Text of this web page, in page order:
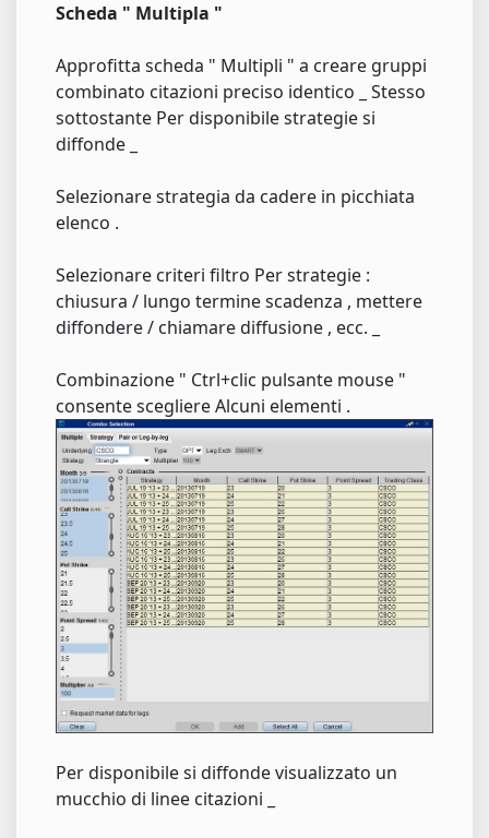
Scheda " Multipla "
Approfitta scheda " Multipli " a creare gruppi
combinato citazioni preciso identico _ Stesso
sottostante Per disponibile strategie si
diffonde _
Selezionare strategia da cadere in picchiata
elenco .
Selezionare criteri filtro Per strategie :
chiusura / lungo termine scadenza , mettere
diffondere / chiamare diffusione , ecc. _
Combinazione " Ctrl+clic pulsante mouse "
consente scegliere Alcuni elementi .
Per disponibile si diffonde visualizzato un
mucchio di linee citazioni _